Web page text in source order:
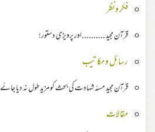
فکر ونظر
قرآن مجید ..........اور پرویزی دستور!
رسائل و مکاتیب
قرآن مجید مسئہ شہادت کی بحث کو مزید طول نہ دیا جائے
مقالات